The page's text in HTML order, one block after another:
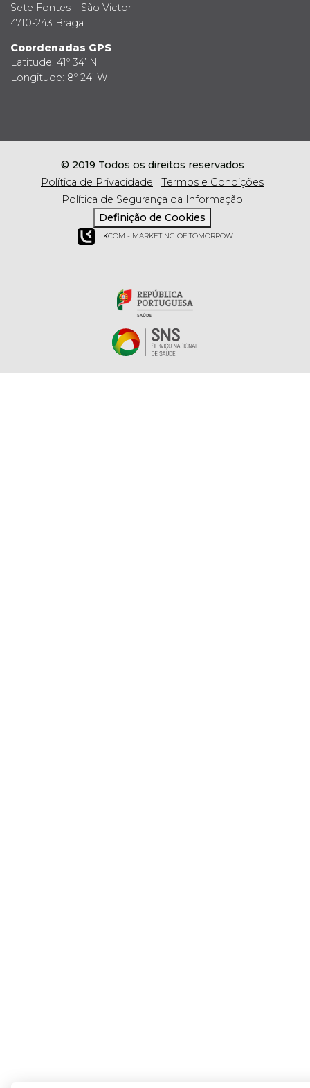
Sete Fontes – São Victor
4710-243 Braga
Coordenadas GPS
Latitude: 41º 34’ N
Longitude: 8º 24’ W
© 2019 Todos os direitos reservados
Política de Privacidade
Termos e Condições
Política de Segurança da Informação
Definição de Cookies
LKCOM - MARKETING OF TOMORROW